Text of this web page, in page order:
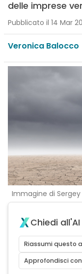
delle imprese
Pubblicato il 14 Mar
Veronica Balocco
Immagine di
Chiedi all'AI
Riassumi questo
Approfondisci